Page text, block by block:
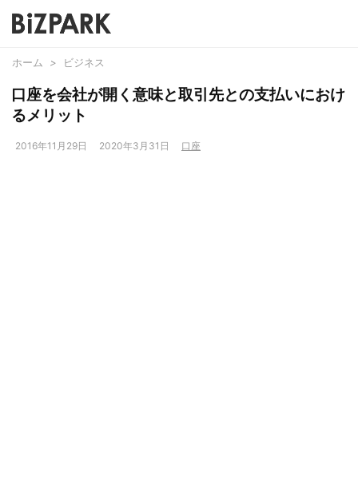
ホーム > ビジネス
口座を会社が開く意味と取引先との支払いにおけ
るメリット
2016年11月29日 2020年3月31日 口座